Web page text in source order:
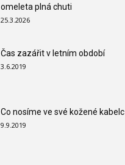
omeleta plná chuti
25.3.2026
Čas zazářit v letním období
3.6.2019
Co nosíme ve své kožené kabelc
9.9.2019